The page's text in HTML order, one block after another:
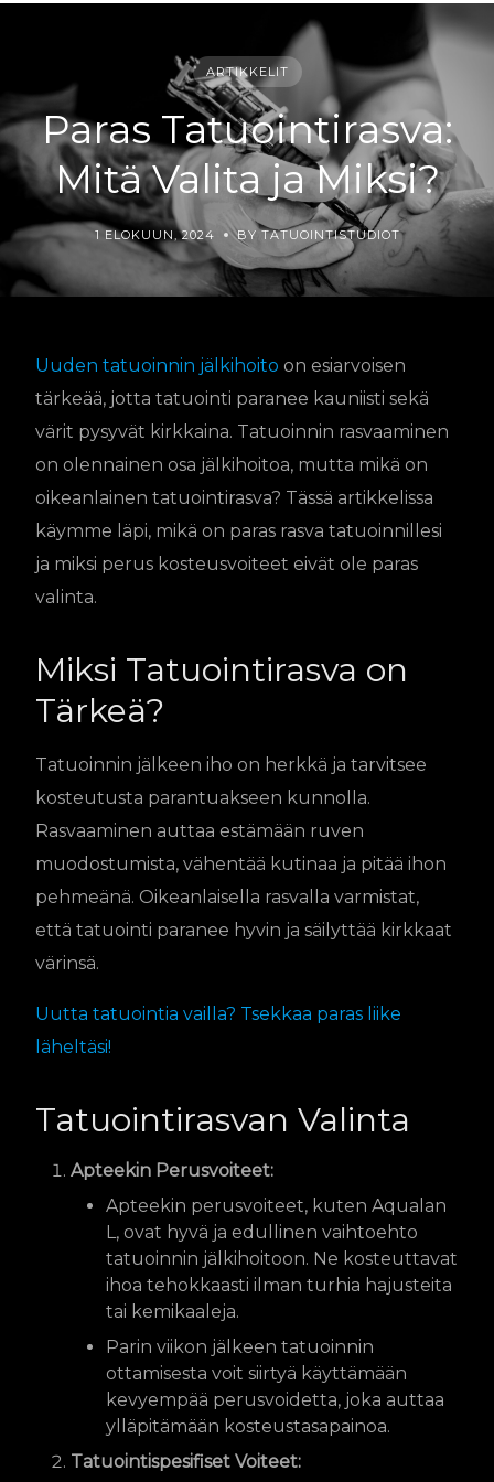
ARTIKKELIT
Paras Tatuointirasva:
Mitä Valita ja Miksi?
1 ELOKUUN, 2024 BY TATUOINTISTUDIOT
Uuden tatuoinnin jälkihoito on esiarvoisen
tärkeää, jotta tatuointi paranee kauniisti sekä
värit pysyvät kirkkaina. Tatuoinnin rasvaaminen
on olennainen osa jälkihoitoa, mutta mikä on
oikeanlainen tatuointirasva? Tässä artikkelissa
käymme läpi, mikä on paras rasva tatuoinnillesi
ja miksi perus kosteusvoiteet eivät ole paras
valinta.
Miksi Tatuointirasva on
Tärkeä?
Tatuoinnin jälkeen iho on herkkä ja tarvitsee
kosteutusta parantuakseen kunnolla.
Rasvaaminen auttaa estämään ruven
muodostumista, vähentää kutinaa ja pitää ihon
pehmeänä. Oikeanlaisella rasvalla varmistat,
että tatuointi paranee hyvin ja säilyttää kirkkaat
värinsä.
Uutta tatuointia vailla? Tsekkaa paras liike
läheltäsi!
Tatuointirasvan Valinta
Apteekin Perusvoiteet:
Apteekin perusvoiteet, kuten Aqualan
L, ovat hyvä ja edullinen vaihtoehto
tatuoinnin jälkihoitoon. Ne kosteuttavat
ihoa tehokkaasti ilman turhia hajusteita
tai kemikaaleja.
Parin viikon jälkeen tatuoinnin
ottamisesta voit siirtyä käyttämään
kevyempää perusvoidetta, joka auttaa
ylläpitämään kosteustasapainoa.
Tatuointispesifiset Voiteet: